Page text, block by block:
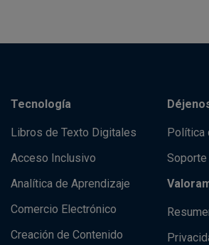
Tecnología
Libros de Texto Digitales
Acceso Inclusivo
Analítica de Aprendizaje
Comercio Electrónico
Creación de Contenido
Política